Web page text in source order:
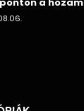
a hozam